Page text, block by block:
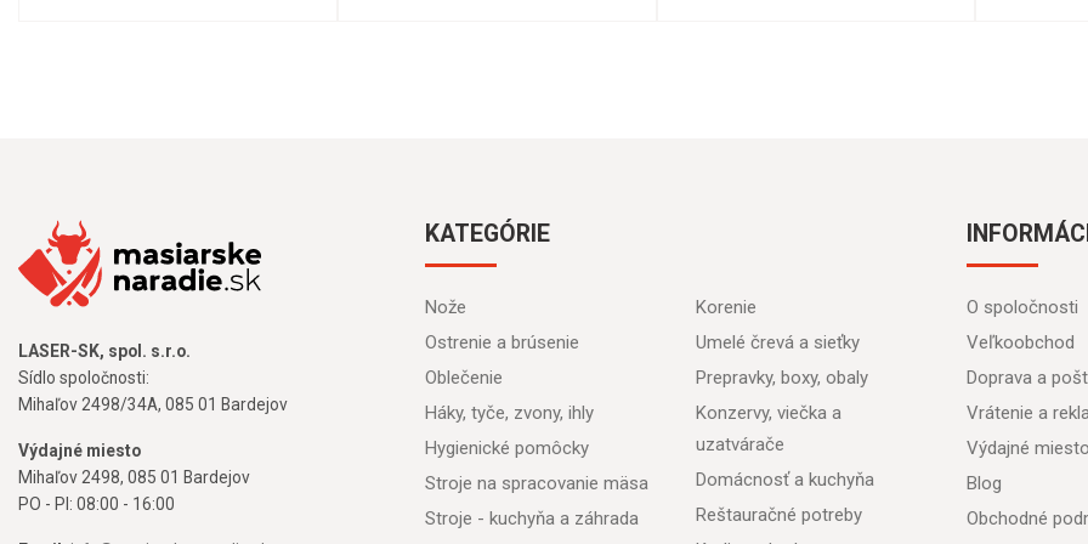
LASER-SK, spol. s.r.o.
Sídlo spoločnosti:
Mihaľov 2498/34A, 085 01 Bardejov
Výdajné miesto
Mihaľov 2498, 085 01 Bardejov
PO - PI: 08:00 - 16:00
KATEGÓRIE
Nože
Ostrenie a brúsenie
Oblečenie
Háky, tyče, zvony, ihly
Hygienické pomôcky
Stroje na spracovanie mäsa
Stroje - kuchyňa a záhrada
Korenie
Umelé črevá a sieťky
Prepravky, boxy, obaly
Konzervy, viečka a
uzatvárače
Domácnosť a kuchyňa
Reštauračné potreby
O spoločnosti
Veľkoobchod
Doprava a
Vrátenie a
Výdajné miesto
Blog
Obchodné